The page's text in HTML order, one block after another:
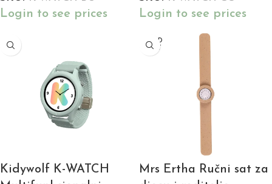
Login to see prices Login to see prices
Kidywolf K-WATCH
SOLD
OUT
Mrs Ertha Ručni sat za